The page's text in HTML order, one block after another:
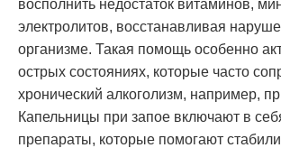
восполнить недостаток витаминов,
электролитов, восстанавливая
организме. Такая помощь особенно
острых состояниях, которые часто
хронический алкоголизм, например,
Капельницы при запое включают в
препараты, которые помогают